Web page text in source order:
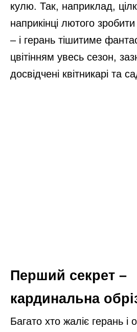
кулю. Так, наприклад,
наприкінці лютого
– і герань тішитиме
цвітінням увесь сезон,
досвідчені квітникарі та
Перший секрет –
кардинальна
Багато хто жаліє герань і